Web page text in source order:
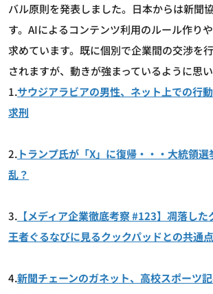
バル原則を発表しました。日本からは新聞
す。AIによるコンテンツ利用のルール作り
求めています。既に個別で企業間の交渉を
されますが、動きが強まっているように思い
1.サウジアラビアの男性、ネット上での行
求刑
2.トランプ氏が「X」に復帰・・・大統領
乱？
3. 【メディア企業徹底考察 #123】凋落し
王者ぐるなびに見るクックパッドとの共通点
4.新聞チェーンのガネット、高校スポーツ